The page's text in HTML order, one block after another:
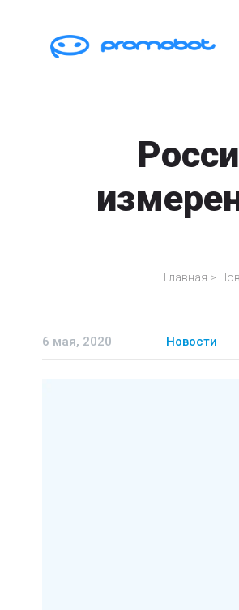
Главная >
6 мая, 2020 Новости